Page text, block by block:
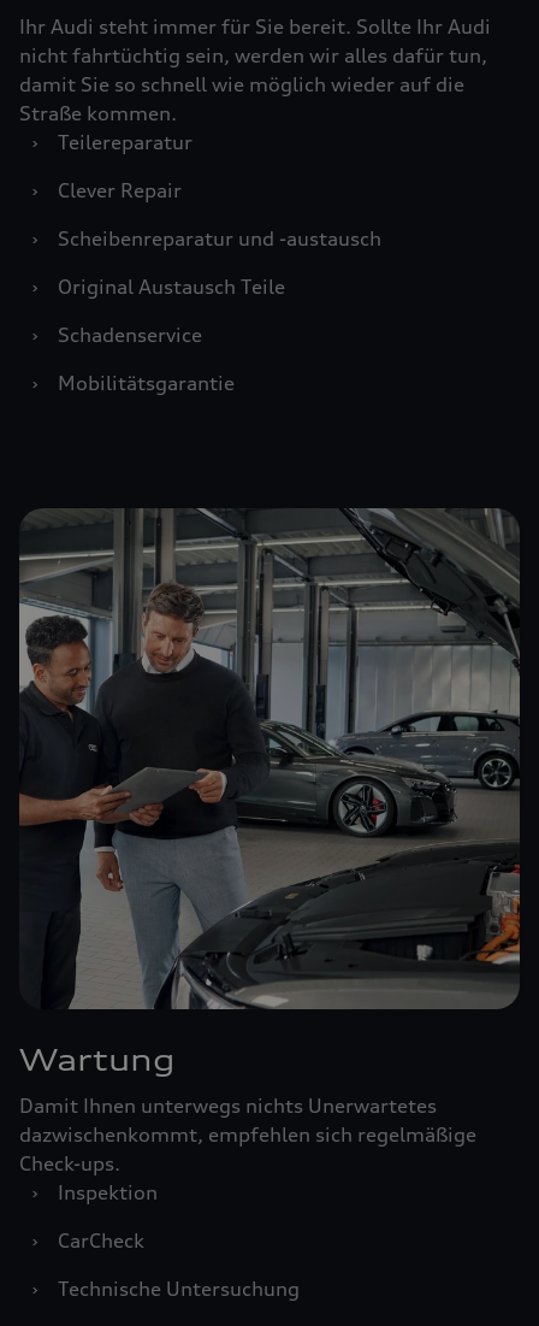
Ihr Audi steht immer für Sie bereit. Sollte Ihr Audi
nicht fahrtüchtig sein, werden wir alles dafür tun,
damit Sie so schnell wie möglich wieder auf die
Straße kommen.
›
Teilereparatur
›
Clever Repair
›
Scheibenreparatur und -austausch
›
Original Austausch Teile
›
Schadenservice
›
Mobilitätsgarantie
Wartung
Damit Ihnen unterwegs nichts Unerwartetes
dazwischenkommt, empfehlen sich regelmäßige
Check-ups.
›
Inspektion
›
CarCheck
›
Technische Untersuchung